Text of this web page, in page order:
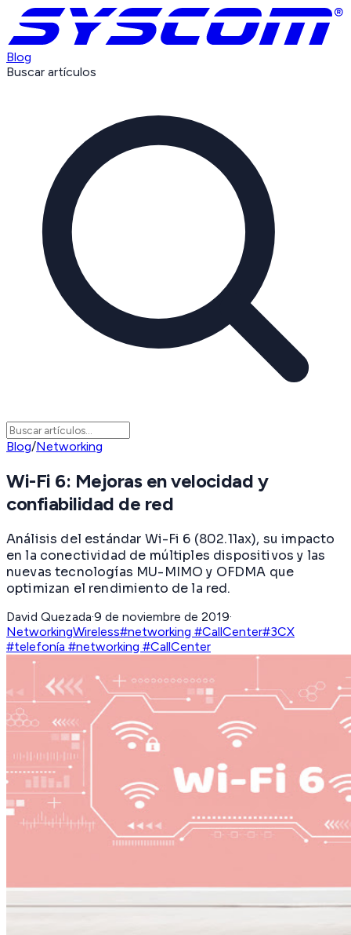
Blog
Buscar artículos
Blog/Networking
Wi-Fi 6: Mejoras en velocidad y
confiabilidad de red
Análisis del estándar Wi-Fi 6 (802.11ax), su impacto
en la conectividad de múltiples dispositivos y las
nuevas tecnologías MU-MIMO y OFDMA que
optimizan el rendimiento de la red.
David Quezada·9 de noviembre de 2019·
NetworkingWireless#networking #CallCenter#3CX
#telefonía #networking #CallCenter